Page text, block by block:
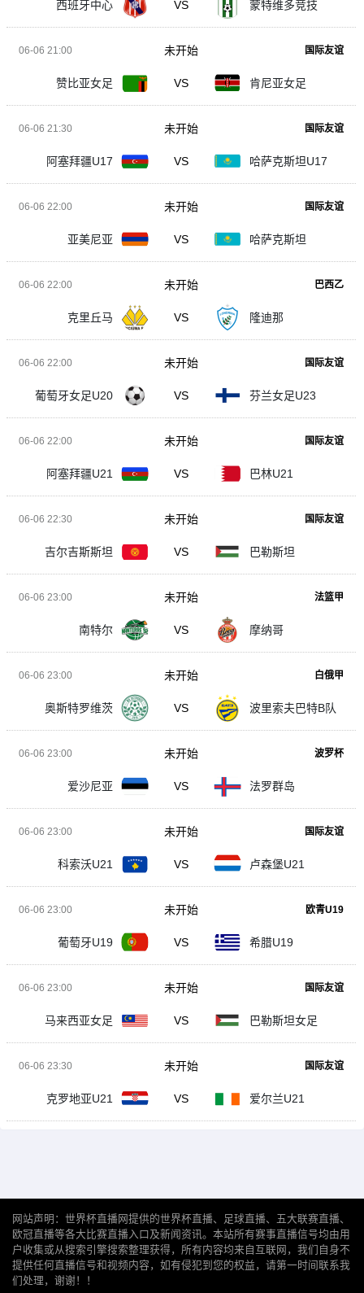
西班牙中心 VS 蒙特维多竞技
06-06 21:00 国际友谊
赞比亚女足 VS 肯尼亚女足
未开始
06-06 21:30 国际友谊
阿塞拜疆U17 VS 哈萨克斯坦U17
未开始
06-06 22:00 国际友谊
亚美尼亚 VS 哈萨克斯坦
未开始
06-06 22:00 巴西乙
克里丘马 VS 隆迪那
未开始
06-06 22:00 国际友谊
葡萄牙女足U20 VS 芬兰女足U23
未开始
06-06 22:00 国际友谊
阿塞拜疆U21 VS 巴林U21
未开始
06-06 22:30 国际友谊
吉尔吉斯斯坦 VS 巴勒斯坦
未开始
06-06 23:00 法篮甲
南特尔 VS 摩纳哥
未开始
06-06 23:00 白俄甲
奥斯特罗维茨 VS 波里索夫巴特B队
未开始
06-06 23:00 波罗杯
爱沙尼亚 VS 法罗群岛
未开始
06-06 23:00 国际友谊
科索沃U21 VS 卢森堡U21
未开始
06-06 23:00 欧青U19
葡萄牙U19 VS 希腊U19
未开始
06-06 23:00 国际友谊
马来西亚女足 VS 巴勒斯坦女足
未开始
06-06 23:30 国际友谊
克罗地亚U21 VS 爱尔兰U21
未开始
网站声明：世界杯直播网提供的世界杯直播、足球直播、五大联赛直播、
欧冠直播等各大比赛直播入口及新闻资讯。本站所有赛事直播信号均由用
户收集或从搜索引擎搜索整理获得，所有内容均来自互联网，我们自身不
提供任何直播信号和视频内容，如有侵犯到您的权益，请第一时间联系我
们处理，谢谢！！